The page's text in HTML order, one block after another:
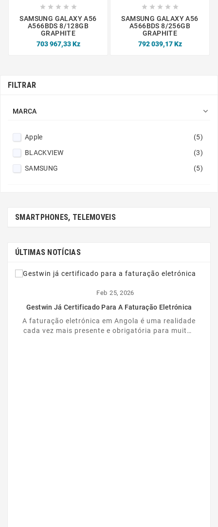
    
SAMSUNG GALAXY A56
A566BDS 8/128GB
GRAPHITE
703 967,33 Kz
    
SAMSUNG GALAXY A56
A566BDS 8/256GB
GRAPHITE
792 039,17 Kz
FILTRAR
MARCA 
Apple
(5)
BLACKVIEW
(3)
SAMSUNG
(5)
SMARTPHONES, TELEMOVEIS
ÚLTIMAS NOTÍCIAS
Feb 25, 2026
Gestwin Já Certificado Para A Faturação Eletrónica
A faturação eletrónica em Angola é uma realidade
cada vez mais presente e obrigatória para muitas